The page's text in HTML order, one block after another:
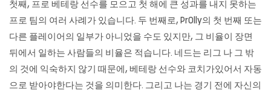
첫째, 프로 베테랑 선수를 모으고 첫 해에 큰 성과를 내지 못하는
프로 팀의 여러 사례가 있습니다. 두 번째로, Pr0lly의 첫 번째 또는
다른 플레이어의 일부가 아니었을 수도 있지만, 그 비율이 장면
뒤에서 일하는 사람들의 비율은 적습니다. 네드는 리그 나 그 밖
의 것에 익숙하지 않기 때문에, 베테랑 선수와 코치가있어서 자동
으로 받아야한다는 것을 의미한다. 그리고 나는 경기 전에 자신의